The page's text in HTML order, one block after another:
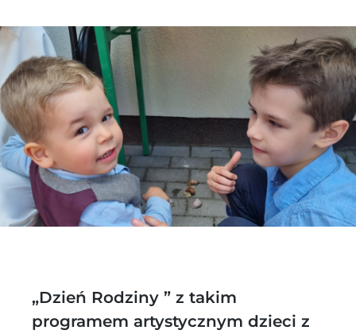
„Dzień Rodziny ” z takim
programem artystycznym dzieci z